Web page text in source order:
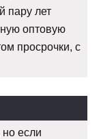
пару лет
оптовую
просрочки, с
но если